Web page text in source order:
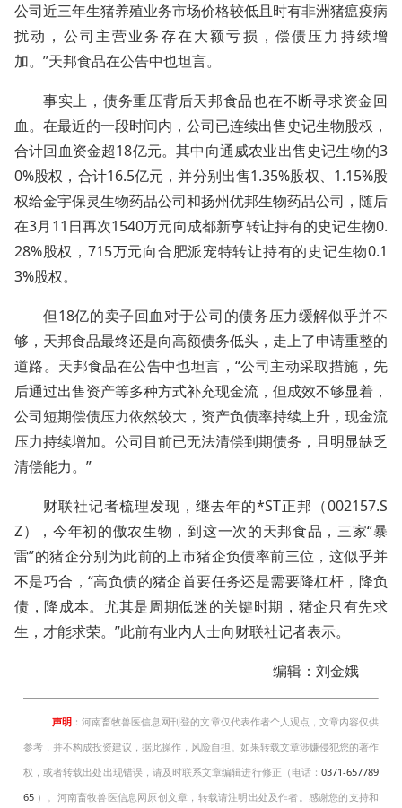
公司近三年生猪养殖业务市场价格较低且时有非洲猪瘟疫病
扰动，公司主营业务存在大额亏损，偿债压力持续增
加。”天邦食品在公告中也坦言。
事实上，债务重压背后天邦食品也在不断寻求资金回
血。在最近的一段时间内，公司已连续出售史记生物股权，
合计回血资金超18亿元。其中向通威农业出售史记生物的3
0%股权，合计16.5亿元，并分别出售1.35%股权、1.15%股
权给金宇保灵生物药品公司和扬州优邦生物药品公司，随后
在3月11日再次1540万元向成都新亨转让持有的史记生物0.
28%股权，715万元向合肥派宠特转让持有的史记生物0.1
3%股权。
但18亿的卖子回血对于公司的债务压力缓解似乎并不
够，天邦食品最终还是向高额债务低头，走上了申请重整的
道路。天邦食品在公告中也坦言，“公司主动采取措施，先
后通过出售资产等多种方式补充现金流，但成效不够显着，
公司短期偿债压力依然较大，资产负债率持续上升，现金流
压力持续增加。公司目前已无法清偿到期债务，且明显缺乏
清偿能力。”
财联社记者梳理发现，继去年的*ST正邦（002157.S
Z），今年初的傲农生物，到这一次的天邦食品，三家“暴
雷”的猪企分别为此前的上市猪企负债率前三位，这似乎并
不是巧合，“高负债的猪企首要任务还是需要降杠杆，降负
债，降成本。尤其是周期低迷的关键时期，猪企只有先求
生，才能求荣。”此前有业内人士向财联社记者表示。
编辑：刘金娥
声明 ：河南畜牧兽医信息网刊登的文章仅代表作者个人观点，文章内容仅供
参考，并不构成投资建议，据此操作，风险自担。如果转载文章涉嫌侵犯您的著作
权，或者转载出处出现错误，请及时联系文章编辑进行修正（电话： 0371-657789
65 ）。河南畜牧兽医信息网原创文章，转载请注明出处及作者。感谢您的支持和